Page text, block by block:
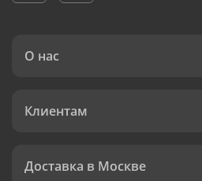
О нас
Клиентам
Доставка в Москве